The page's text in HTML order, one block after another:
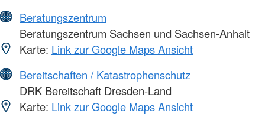
Beratungszentrum
Beratungszentrum Sachsen und Sachsen-Anhalt
Karte: Link zur Google Maps Ansicht
Bereitschaften / Katastrophenschutz
DRK Bereitschaft Dresden-Land
Karte: Link zur Google Maps Ansicht